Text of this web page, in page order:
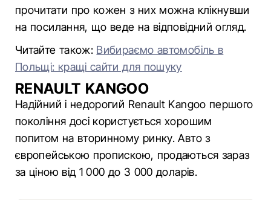
прочитати про кожен з них можна клікнувши
на посилання, що веде на відповідний огляд.
Читайте також: Вибираємо автомобіль в
Польщі: кращі сайти для пошуку
RENAULT KANGOO
Надійний і недорогий Renault Kangoo першого
покоління досі користується хорошим
попитом на вторинному ринку. Авто з
європейською пропискою, продаються зараз
за ціною від 1 000 до 3 000 доларів.